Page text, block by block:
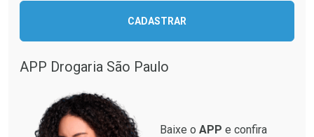
CADASTRAR
APP Drogaria São Paulo
Baixe o APP e confira